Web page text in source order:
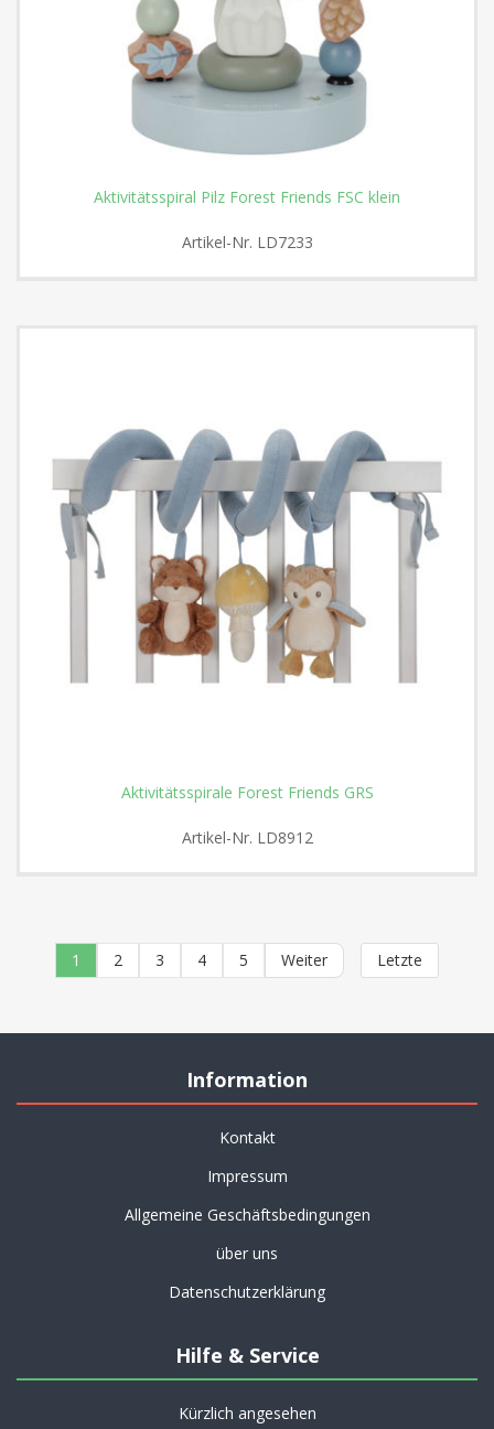
Aktivitätsspiral Pilz Forest Friends FSC klein
Artikel-Nr. LD7233
Aktivitätsspirale Forest Friends GRS
Artikel-Nr. LD8912
1 2 3 4 5 Weiter Letzte
Information
Kontakt
Impressum
Allgemeine Geschäftsbedingungen
über uns
Datenschutzerklärung
Hilfe & Service
Kürzlich angesehen